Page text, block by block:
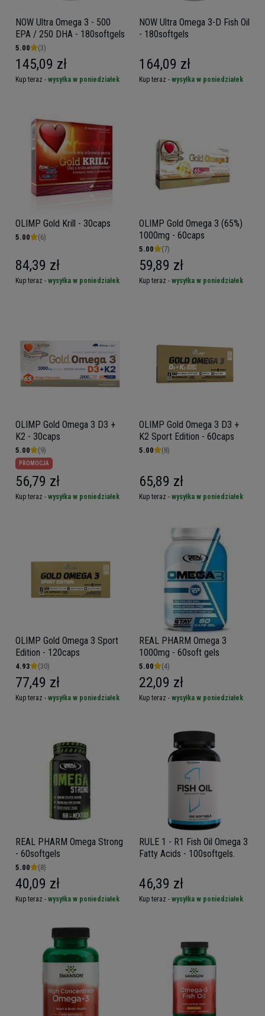
NOW Ultra Omega 3 - 500
EPA / 250 DHA - 180softgels
5.00 (3)
145,09 zł
Kup teraz - wysyłka w poniedziałek
NOW Ultra Omega 3-D Fish Oil
- 180softgels
164,09 zł
Kup teraz - wysyłka w poniedziałek
OLIMP Gold Krill - 30caps
5.00 (6)
84,39 zł
Kup teraz - wysyłka w poniedziałek
OLIMP Gold Omega 3 (65%)
1000mg - 60caps
5.00 (7)
59,89 zł
Kup teraz - wysyłka w poniedziałek
OLIMP Gold Omega 3 D3 +
K2 - 30caps
5.00 (9)
PROMOCJA
56,79 zł
Kup teraz - wysyłka w poniedziałek
OLIMP Gold Omega 3 D3 +
K2 Sport Edition - 60caps
5.00 (8)
65,89 zł
Kup teraz - wysyłka w poniedziałek
OLIMP Gold Omega 3 Sport
Edition - 120caps
4.93 (30)
77,49 zł
Kup teraz - wysyłka w poniedziałek
REAL PHARM Omega 3
1000mg - 60soft gels
5.00 (4)
22,09 zł
Kup teraz - wysyłka w poniedziałek
REAL PHARM Omega Strong
- 60softgels
5.00 (8)
40,09 zł
Kup teraz - wysyłka w poniedziałek
RULE 1 - R1 Fish Oil Omega 3
Fatty Acids - 100softgels.
46,39 zł
Kup teraz - wysyłka w poniedziałek